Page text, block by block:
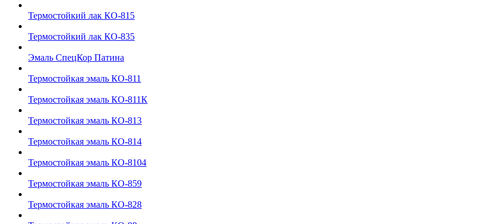
Термостойкий лак КО-815
Термостойкий лак КО-835
Эмаль СпецКор Патина
Термостойкая эмаль КО-811
Термостойкая эмаль КО-811К
Термостойкая эмаль КО-813
Термостойкая эмаль КО-814
Термостойкая эмаль КО-8104
Термостойкая эмаль КО-859
Термостойкая эмаль КО-828